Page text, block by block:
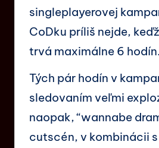
singleplayerovej
CoDku príliš nejde,
trvá maximálne 6 hodín.
Tých pár hodín v
sledovaním veľmi
naopak, “wannabe
cutscén, v kombinácii